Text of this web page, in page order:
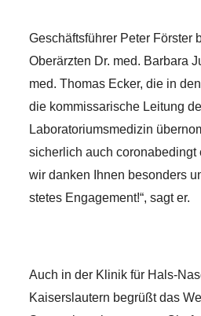
Geschäftsführer Peter Förster
Oberärzten Dr. med. Barbara
med. Thomas Ecker, die in
die kommissarische Leitung
Laboratoriumsmedizin
sicherlich auch coronabedingt
wir danken Ihnen besonders
stetes Engagement!“, sagt er.
Auch in der Klinik für Hals-
Kaiserslautern begrüßt das